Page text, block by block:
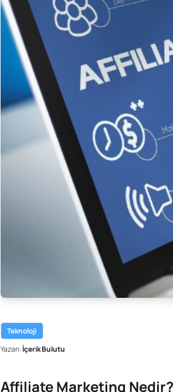
Teknoloji
Yazan:İçerik Bulutu
Affiliate Marketing Nedir?